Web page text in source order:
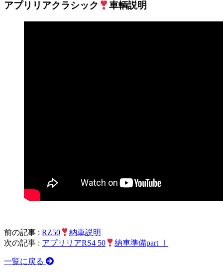
アプリリアクラシック 車輌説明
前の記事 : RZ50
納車説明
次の記事 : アプリリアRS4 50 納車準備part Ⅰ
一覧に戻る